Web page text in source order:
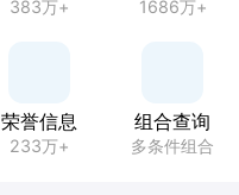
383万+ 1686万+
荣誉信息
233万+
组合查询
多条件组合